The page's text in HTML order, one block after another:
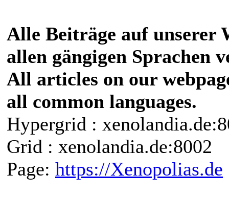
Alle Beiträge auf unserer
allen gängigen Sprachen
All articles on our
all common languages.
Hypergrid :
Grid : xenolandia.de:8002
Page: https://Xenopolias.de